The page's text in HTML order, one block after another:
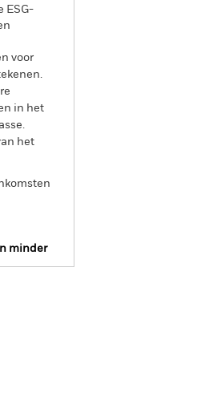
ESG-
voor
in het
het
minder